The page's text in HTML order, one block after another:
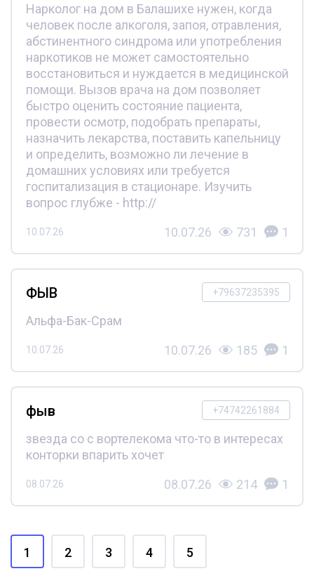
Нарколог на дом в Балашихе нужен, когда
человек после алкоголя, запоя, отравления,
абстинентного синдрома или употребления
наркотиков не может самостоятельно
восстановиться и нуждается в медицинской
помощи. Вызов врача на дом позволяет
быстро оценить состояние пациента,
провести осмотр, подобрать препараты,
назначить лекарства, поставить капельницу
и определить, возможно ли лечение в
домашних условиях или требуется
госпитализация в стационаре. Изучить
вопрос глубже - http://
10.07.26 10.07.26 731 1
+79637235395
ФЫВ
Альфа-Бак-Срам
10.07.26 10.07.26 185 1
+74742261884
фыв
звезда со с вортелекома что-то в интересах
конторки впарить хочет
08.07.26 08.07.26 214 1
1 2 3 4 5